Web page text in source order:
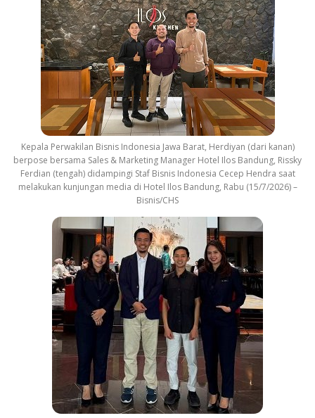
Kepala Perwakilan Bisnis Indonesia Jawa Barat, Herdiyan (dari kanan)
berpose bersama Sales & Marketing Manager Hotel Ilos Bandung, Rissky
Ferdian (tengah) didampingi Staf Bisnis Indonesia Cecep Hendra saat
melakukan kunjungan media di Hotel Ilos Bandung, Rabu (15/7/2026) –
Bisnis/CHS